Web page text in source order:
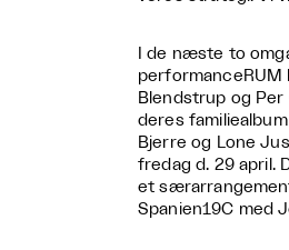
I de næste to
performanceRUM
Blendstrup og
deres
Bjerre og Lone
fredag d. 29 april.
et
Spanien19C med